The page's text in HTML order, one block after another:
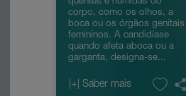
corpo, como os olhos, a
boca ou os órgãos genitais
femininos. A candidíase
quando afeta aboca ou a
garganta, designa-se...
|+| Saber mais